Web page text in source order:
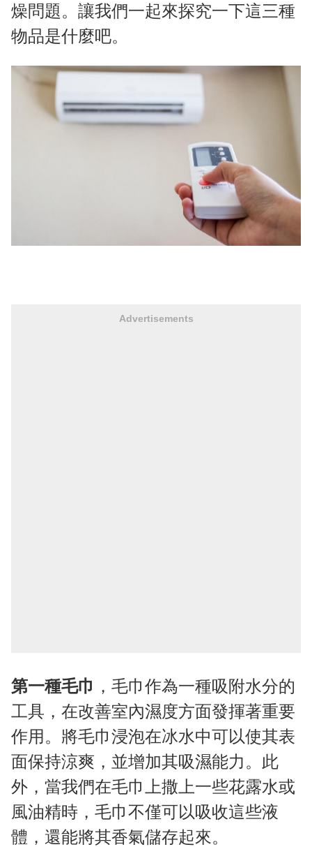
燥問題。讓我們一起來探究一下這三種
物品是什麼吧。
Advertisements
第一種毛巾 ，毛巾作為一種吸附水分的
工具，在改善室內濕度方面發揮著重要
作用。將毛巾浸泡在冰水中可以使其表
面保持涼爽，並增加其吸濕能力。此
外，當我們在毛巾上撒上一些花露水或
風油精時，毛巾不僅可以吸收這些液
體，還能將其香氣儲存起來。